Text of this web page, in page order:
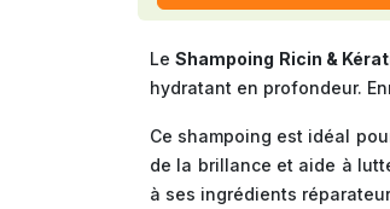
LeShampoing Ricin &
hydratant en profondeur.
Ce shampoing est idéal
de la brillance et aide à
à ses ingrédients